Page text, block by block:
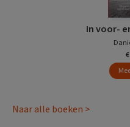
In voor-
Naar alle boeken >